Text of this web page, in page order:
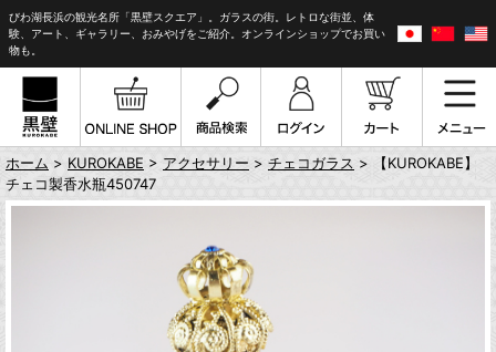
びわ湖長浜の観光名所「黒壁スクエア」。ガラスの街。レトロな街並、体
験、アート、ギャラリー、おみやげをご紹介。オンラインショップでお買い
物も。
ホーム > KUROKABE > アクセサリー > チェコガラス > 【KUROKABE】
チェコ製香水瓶450747